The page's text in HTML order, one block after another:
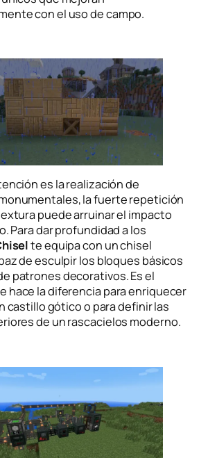
con el uso de campo.
es la realización de
la fuerte repetición
puede arruinar el impacto
Para dar profundidad a los
te equipa con un chisel
de esculpir los bloques básicos
patrones decorativos. Es el
hace la diferencia para enriquecer
castillo gótico o para definir las
de un rascacielos moderno.